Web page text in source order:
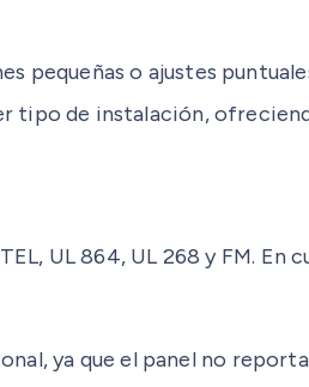
pequeñas o ajustes
tipo de instalación,
UL 864, UL 268 y FM. En
ya que el panel no